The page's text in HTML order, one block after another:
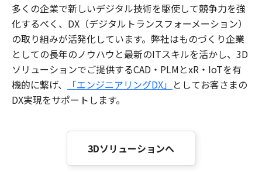
多くの企業で新しいデジタル技術を駆使して競争力を強
化するべく、DX（デジタルトランスフォーメーション）
の取り組みが活発化しています。弊社はものづくり企業
としての長年のノウハウと最新のITスキルを活かし、3D
ソリューションでご提供するCAD・PLMとxR・IoTを有
機的に繋げ、
「エンジニアリングDX」 としてお客さまの
DX実現をサポートします。
3Dソリューションへ